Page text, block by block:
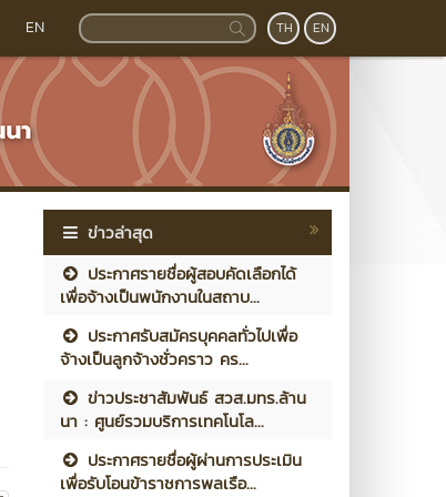
EN TH EN
ข่าวล่าสุด
ประกาศรายชื่อผู้สอบคัดเลือกได้
เพื่อจ้างเป็นพนักงานในสถาบ...
ประกาศรับสมัครบุคคลทั่วไปเพื่อ
จ้างเป็นลูกจ้างชั่วคราว คร...
ข่าวประชาสัมพันธ์ สวส.มทร.ล้าน
นา : ศูนย์รวมบริการเทคโนโล...
ประกาศรายชื่อผู้ผ่านการประเมิน
เพื่อรับโอนข้าราชการพลเรือ...